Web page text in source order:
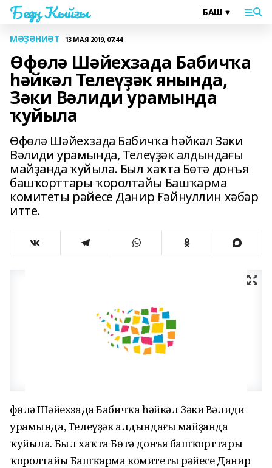
Беҙҙең Ҡыйғы
МӘҘӘНИӘТ 13 МАЯ 2019, 07:44
Өфөлә Шәйехзада Бабичҡа
һәйкәл Телеүҙәк янында,
Зәки Вәлиди урамында
ҡуйыла
Өфөлә Шәйехзада Бабичҡа һәйкәл Зәки
Вәлиди урамында, Телеүҙәк алдындағы
майҙанда ҡуйыла. Был хаҡта Бөтә донъя
башҡорттары ҡоролтайы Башҡарма
комитеты рәйесе Данир Ғәйнуллин хәбәр
итте.
Өфөлә Шәйехзада Бабичҡа һәйкәл Зәки Вәлиди
урамында, Телеүҙәк алдындағы майҙанда
ҡуйыла. Был хаҡта Бөтә донъя башҡорттары
ҡоролтайы Башҡарма комитеты рәйесе Данир